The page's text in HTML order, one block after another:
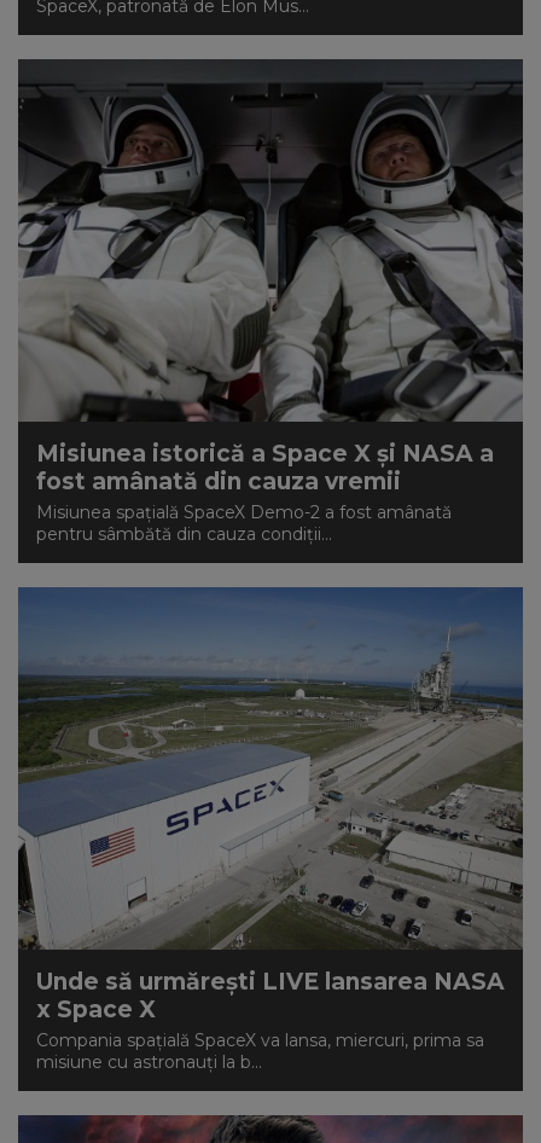
SpaceX, patronată de Elon Mus...
Misiunea istorică a Space X și NASA a
fost amânată din cauza vremii
Misiunea spațială SpaceX Demo-2 a fost amânată
pentru sâmbătă din cauza condiţii...
Unde să urmărești LIVE lansarea NASA
x Space X
Compania spațială SpaceX va lansa, miercuri, prima sa
misiune cu astronauți la b...